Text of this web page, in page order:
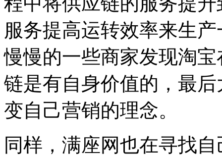
服务提高运转效率来生
慢慢的一些商家发现淘
链是有自身价值的，最
变自己营销的理念。
同样，满座网也在寻找